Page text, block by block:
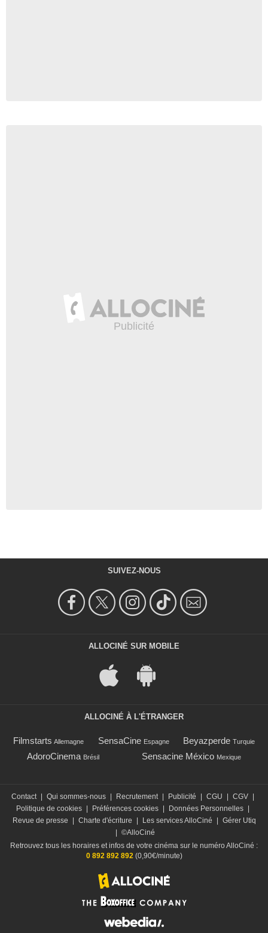
SUIVEZ-NOUS
ALLOCINÉ SUR MOBILE
ALLOCINÉ À L'ÉTRANGER
Filmstarts Allemagne SensaCine Espagne Beyazperde Turquie
AdoroCinema Brésil Sensacine México Mexique
Contact | Qui sommes-nous | Recrutement | Publicité | CGU | CGV |
Politique de cookies | Préférences cookies | Données Personnelles |
Revue de presse
| Charte d'écriture | Les services AlloCiné | Gérer Utiq
| ©AlloCiné
Retrouvez tous les horaires et infos de votre cinéma sur le numéro AlloCiné :
0 892 892 892 (0,90€/minute)